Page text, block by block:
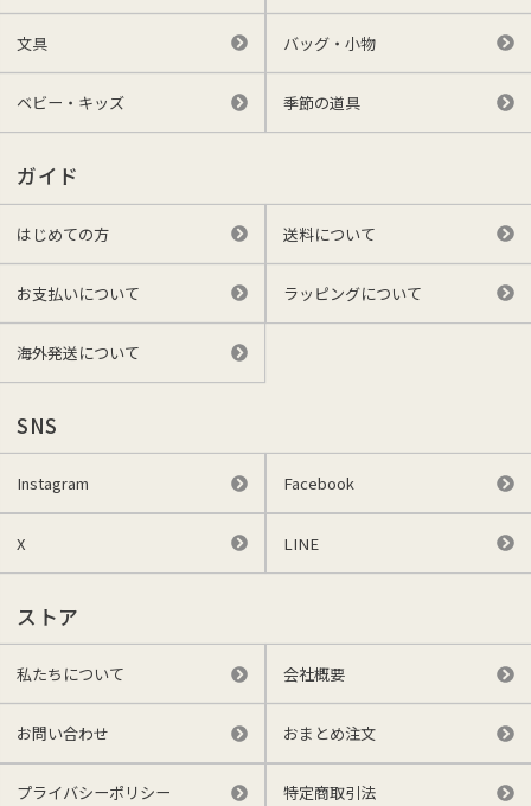
文具 バッグ・小物
ベビー・キッズ 季節の道具
ガイド
はじめての方 送料について
お支払いについて ラッピングについて
海外発送について
SNS
Instagram Facebook
X LINE
ストア
私たちについて 会社概要
お問い合わせ おまとめ注文
プライバシーポリシー 特定商取引法